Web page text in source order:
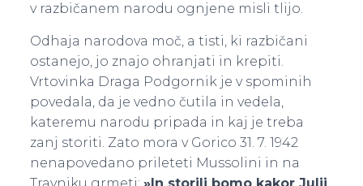
v razbičanem narodu ognjene misli tlijo.
Odhaja narodova moč, a tisti, ki razbičani
ostanejo, jo znajo ohranjati in krepiti.
Vrtovinka Draga Podgornik je v spominih
povedala, da je vedno čutila in vedela,
kateremu narodu pripada in kaj je treba
zanj storiti. Zato mora v Gorico 31. 7. 1942
nenapovedano prileteti Mussolini in na